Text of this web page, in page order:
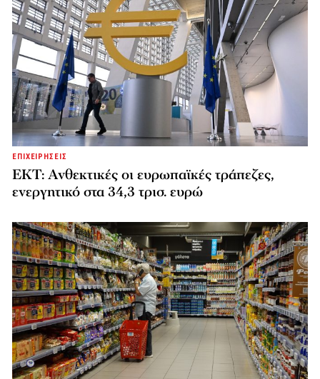
ΕΠΙΧΕΙΡΗΣΕΙΣ
ΕΚΤ: Ανθεκτικές οι ευρωπαϊκές τράπεζες,
ενεργητικό στα 34,3 τρισ. ευρώ